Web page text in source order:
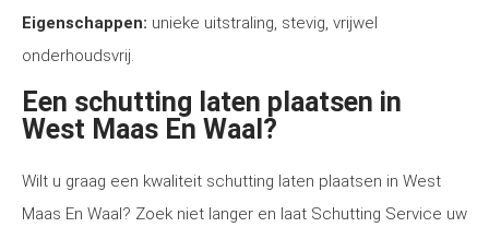
Eigenschappen: unieke uitstraling, stevig, vrijwel
onderhoudsvrij.
Een schutting laten plaatsen in
West Maas En Waal?
Wilt u graag een kwaliteit schutting laten plaatsen in West
Maas En Waal? Zoek niet langer en laat Schutting Service uw